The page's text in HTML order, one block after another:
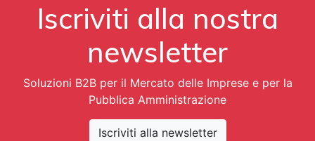
Iscriviti alla nostra
newsletter
Soluzioni B2B per il Mercato delle Imprese e per la
Pubblica Amministrazione
Iscriviti alla newsletter